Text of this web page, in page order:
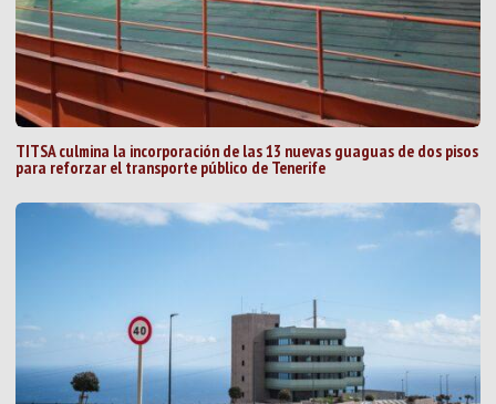
TITSA culmina la incorporación de las 13 nuevas guaguas de dos pisos
para reforzar el transporte público de Tenerife